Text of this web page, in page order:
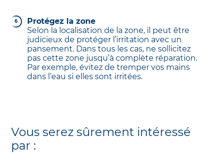
Protégez la zone
Selon la localisation de la zone, il peut être
judicieux de protéger l’irritation avec un
pansement. Dans tous les cas, ne sollicitez
pas cette zone jusqu’à complète réparation.
Par exemple, évitez de tremper vos mains
dans l’eau si elles sont irritées.
Vous serez sûrement intéressé
par :